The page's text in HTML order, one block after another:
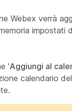
Webex verrà
impostati
'Aggiungi al
calendario